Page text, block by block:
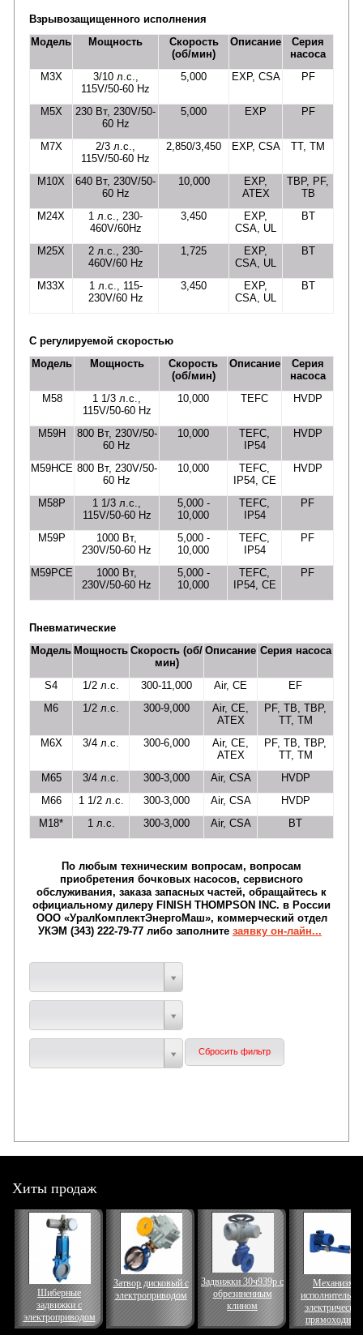
Взрывозащищенного исполнения
Модель
Мощность
Скорость
(об/мин)
Описание
Серия
насоса
M3X
3/10 л.с.,
115V/50-60 Hz
5,000 EXP, CSA PF
M5X
230 Вт, 230V/50-
60 Hz
5,000 EXP PF
M7X
2/3 л.с.,
115V/50-60 Hz
2,850/3,450 EXP, CSA TT, TM
M10X
640 Вт, 230V/50-
60 Hz
10,000
EXP,
ATEX
TBP, PF,
TB
M24X
1 л.с., 230-
460V/60Hz
3,450
EXP,
CSA, UL
BT
M25X
2 л.с., 230-
460V/60 Hz
1,725
EXP,
CSA, UL
BT
M33X
1 л.с., 115-
230V/60 Hz
3,450
EXP,
CSA, UL
BT
С регулируемой скоростью
Модель
Мощность
Скорость
(об/мин)
Описание
Серия
насоса
M58
1 1/3 л.с.,
115V/50-60 Hz
10,000 TEFC HVDP
M59H
800 Вт, 230V/50-
60 Hz
10,000
TEFC,
IP54
HVDP
M59HCE 800 Вт, 230V/50-
60 Hz
10,000
TEFC,
IP54, CE
HVDP
M58P
1 1/3 л.с.,
115V/50-60 Hz
5,000 -
10,000
TEFC,
IP54
PF
M59P
1000 Вт,
230V/50-60 Hz
5,000 -
10,000
TEFC,
IP54
PF
M59PCE
1000 Вт,
230V/50-60 Hz
5,000 -
10,000
TEFC,
IP54, CE
PF
Пневматические
Модель Мощность Скорость (об/
мин)
Описание Серия насоса
S4 1/2 л.с. 300-11,000 Air, CE
EF
M6
1/2 л.с. 300-9,000
Air, CE,
ATEX
PF, TB, TBP,
TT, TM
M6X
3/4 л.с. 300-6,000
Air, CE,
ATEX
PF, TB, TBP,
TT, TM
M65
3/4 л.с. 300-3,000 Air, CSA
HVDP
M66
1 1/2 л.с. 300-3,000 Air, CSA
HVDP
M18*
1 л.с. 300-3,000 Air, CSA BT
По любым техническим вопросам, вопросам
приобретения бочковых насосов, сервисного
обслуживания, заказа запасных частей, обращайтесь к
официальному дилеру FINISH THOMPSON INC. в России
ООО «УралКомплектЭнергоМаш», коммерческий отдел
УКЭМ (343) 222-79-77 либо заполните заявку он-лайн...
Хиты продаж
Шиберные
задвижки с
электроприводом
Затвор дисковый с
электроприводом
Задвижки 30ч939р с
обрезиненным
клином
Механизм
электрический
прямоходный